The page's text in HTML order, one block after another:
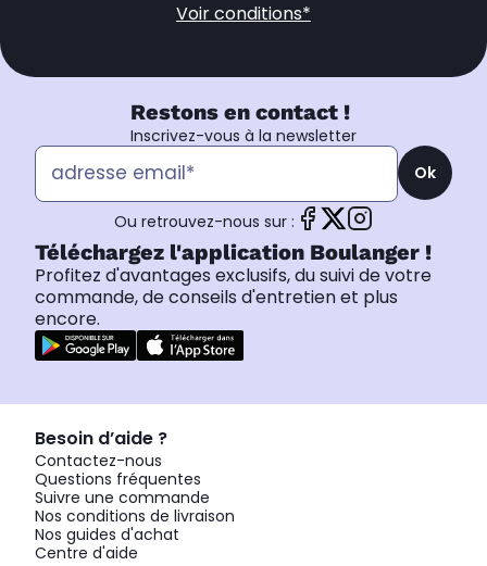
Voir conditions*
Restons en contact !
Inscrivez-vous à la newsletter
Ok
Ou retrouvez-nous sur :
Téléchargez l'application Boulanger !
Profitez d'avantages exclusifs, du suivi de votre
commande, de conseils d'entretien et plus
encore.
Besoin d’aide ?
Contactez-nous
Questions fréquentes
Suivre une commande
Nos conditions de livraison
Nos guides d'achat
Centre d'aide